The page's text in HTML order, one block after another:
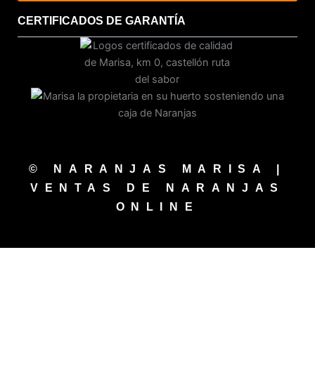
CERTIFICADOS DE GARANTÍA
© NARANJAS MARISA |
VENTAS DE NARANJAS
ONLINE